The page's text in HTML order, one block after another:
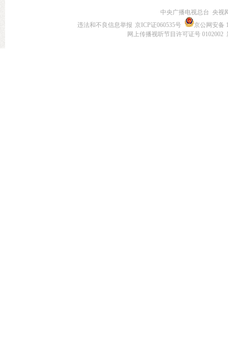
中央广播电视总台 央视
违法和不良信息举报 京ICP证060535号
京公网安备
网上传播视听节目许可证号 0102002